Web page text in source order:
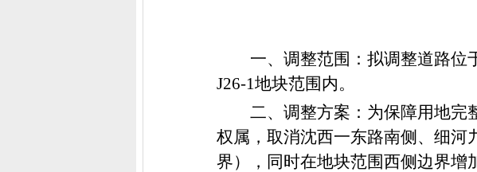
一、调整范围：拟调整道路位
J26-1地块范围内。
二、调整方案：为保障用地完
权属，取消沈西一东路南侧、细河
界），同时在地块范围西侧边界增